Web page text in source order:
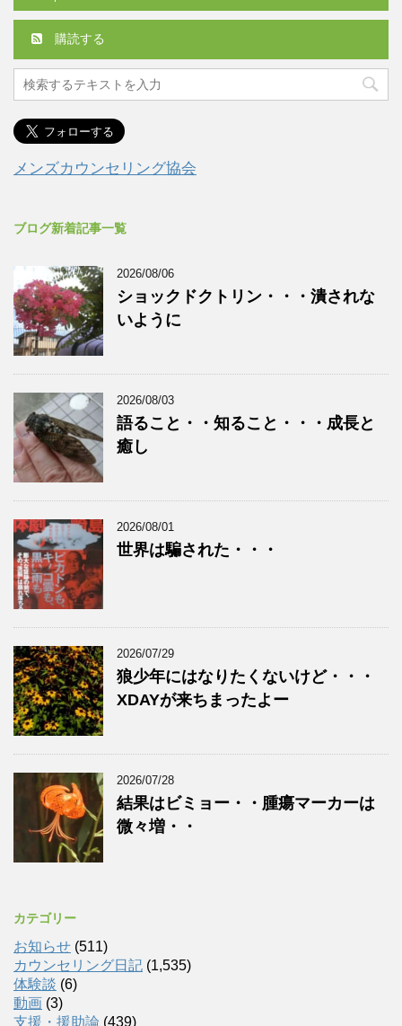
購読する
メンズカウンセリング協会
ブログ新着記事一覧
2026/08/06
ショックドクトリン・・・潰されな
いように
2026/08/03
語ること・・知ること・・・成長と
癒し
2026/08/01
世界は騙された・・・
2026/07/29
狼少年にはなりたくないけど・・・
XDAYが来ちまったよー
2026/07/28
結果はビミョー・・腫瘍マーカーは
微々増・・
カテゴリー
お知らせ (511)
カウンセリング日記 (1,535)
体験談 (6)
動画 (3)
支援・援助論 (439)